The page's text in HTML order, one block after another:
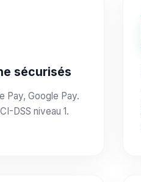
sécurisés
Pay, Google Pay.
DSS niveau 1.